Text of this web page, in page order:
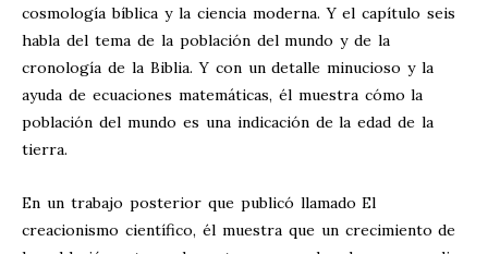
cosmología bíblica y la ciencia moderna. Y el capítulo seis
habla del tema de la población del mundo y de la
cronología de la Biblia. Y con un detalle minucioso y la
ayuda de ecuaciones matemáticas, él muestra cómo la
población del mundo es una indicación de la edad de la
tierra.
En un trabajo posterior que publicó llamado El
creacionismo científico, él muestra que un crecimiento de